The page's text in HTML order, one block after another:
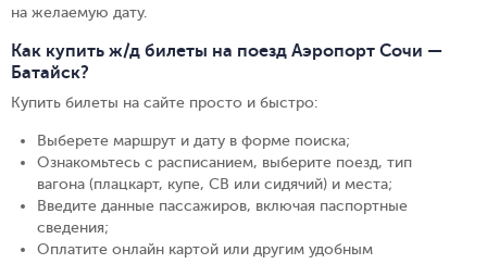
на желаемую дату.
Как купить ж/д билеты на поезд Аэропорт Сочи —
Батайск?
Купить билеты на сайте просто и быстро:
Выберете маршрут и дату в форме поиска;
Ознакомьтесь с расписанием, выберите поезд, тип
вагона (плацкарт, купе, СВ или сидячий) и места;
Введите данные пассажиров, включая паспортные
сведения;
Оплатите онлайн картой или другим удобным